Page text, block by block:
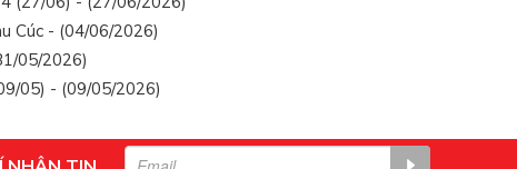
Cúc - (04/06/2026)
05/2026)
05) - (09/05/2026)